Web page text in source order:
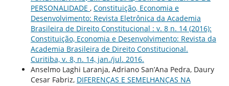
PERSONALIDADE , Constituição, Economia e
Desenvolvimento: Revista Eletrônica da Academia
Brasileira de Direito Constitucional : v. 8 n. 14 (2016):
Constituição, Economia e Desenvolvimento: Revista da
Academia Brasileira de Direito Constitucional.
Curitiba, v. 8, n. 14, jan./jul. 2016.
Anselmo Laghi Laranja, Adriano San’Ana Pedra, Daury
Cesar Fabriz, DIFERENÇAS E SEMELHANÇAS NA